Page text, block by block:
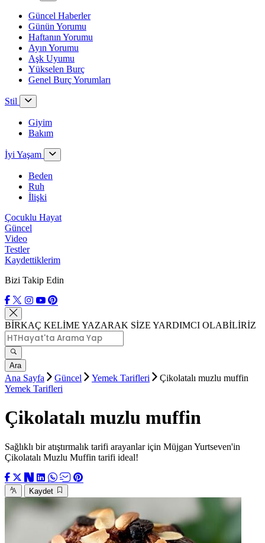
Güncel Haberler
Günün Yorumu
Haftanın Yorumu
Ayın Yorumu
Aşk Uyumu
Yükselen Burç
Genel Burç Yorumları
Stil
Giyim
Bakım
İyi Yaşam
Beden
Ruh
İlişki
Çocuklu Hayat
Güncel
Video
Testler
Kaydettiklerim
Bizi Takip Edin
BİRKAÇ KELİME YAZARAK SİZE YARDIMCI OLABİLİRİZ
Ara
Ana Sayfa Güncel Yemek Tarifleri
Çikolatalı muzlu muffin
Yemek Tarifleri
Çikolatalı muzlu muffin
Sağlıklı bir atıştırmalık tarifi arayanlar için Müjgan Yurtseven'in
Çikolatalı Muzlu Muffin tarifi ideal!
Kaydet